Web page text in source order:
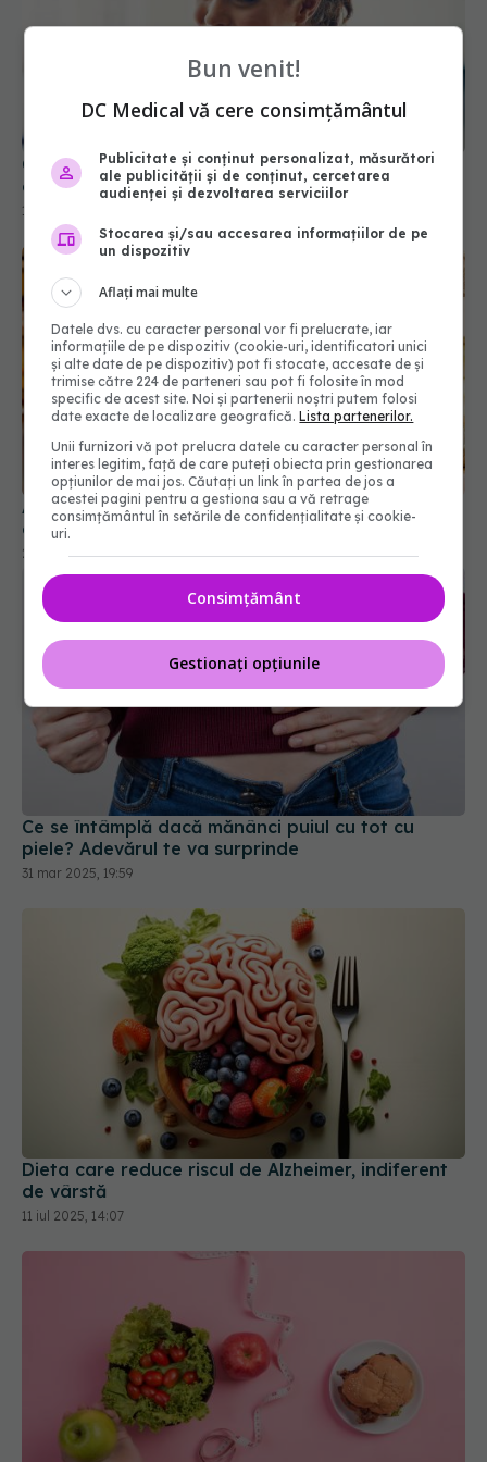
O băutură banală ar putea proteja inima de
efectele statului pe scaun
Alimentele „interzise” care ar putea proteja
creierul: ce arată un studiu pe 25 de ani
20 dec 2025, 15:00
Ce se întâmplă dacă mănânci puiul cu tot cu
piele? Adevărul te va surprinde
31 mar 2025, 19:59
Dieta care reduce riscul de Alzheimer, indiferent
11 iul 2025, 14:07
Alimente care funcționează ca injecțiile pentru
slăbit. Ce recomandă un expert în nutriție
Bun venit!
DC Medical vă cere consimțământul
Publicitate și conținut personalizat, măsurători
ale publicității și de conținut, cercetarea
audienței și dezvoltarea serviciilor
Stocarea și/sau accesarea informațiilor de pe
un dispozitiv
Aflați mai multe
Datele dvs. cu caracter personal vor fi prelucrate, iar
informațiile de pe dispozitiv (cookie-uri, identificatori unici
și alte date de pe dispozitiv) pot fi stocate, accesate de și
trimise către 224 de parteneri sau pot fi folosite în mod
specific de acest site. Noi și partenerii noștri putem folosi
date exacte de localizare geografică.Lista partenerilor.
Unii furnizori vă pot prelucra datele cu caracter personal în
interes legitim, față de care puteți obiecta prin gestionarea
opțiunilor de mai jos. Căutați un link în partea de jos a
acestei pagini pentru a gestiona sau a vă retrage
consimțământul în setările de confidențialitate și cookie-
uri.
Consimțământ
Gestionați opțiunile